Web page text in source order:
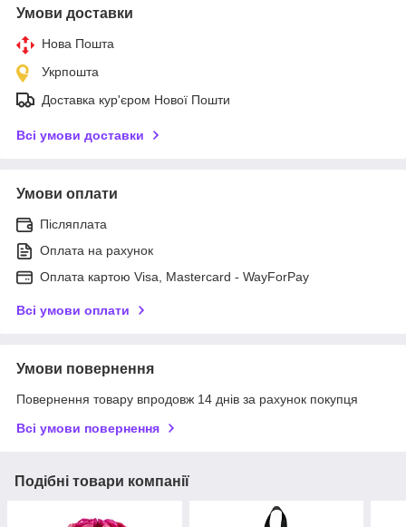
Умови доставки
Нова Пошта
Укрпошта
Доставка кур'єром Нової Пошти
Всі умови доставки
Умови оплати
Післяплата
Оплата на рахунок
Оплата картою Visa, Mastercard - WayForPay
Всі умови оплати
Умови повернення
Повернення товару впродовж 14 днів за рахунок покупця
Всі умови повернення
Подібні товари компанії